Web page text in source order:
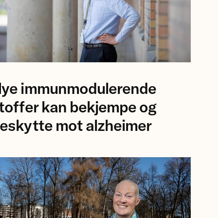
immunmodulerende
kan bekjempe og
mot alzheimer